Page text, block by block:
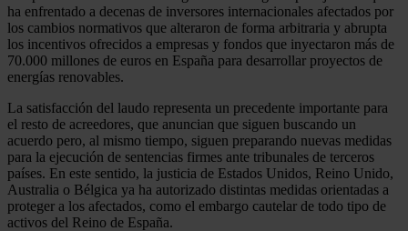
ha enfrentado a decenas de inversores internacionales afectados por
los cambios normativos que alteraron de forma arbitraria y abrupta
los incentivos ofrecidos a empresas y fondos que inyectaron más de
70.000 millones de euros en España para desarrollar proyectos de
energías renovables.
La satisfacción del laudo representa un precedente importante para
el resto de acreedores, que anuncian que siguen buscando un
acuerdo pero, al mismo tiempo, siguen preparando nuevas medidas
para la ejecución de sentencias firmes ante tribunales de terceros
países. En este sentido, la justicia de Estados Unidos, Reino Unido,
Australia o Bélgica ya ha autorizado distintas medidas orientadas a
proteger a los afectados, como el embargo cautelar de todo tipo de
activos del Reino de España.